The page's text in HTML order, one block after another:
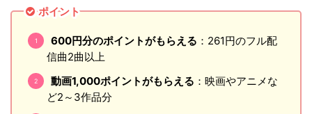
ポイント
600円分のポイントがもらえる ：261円のフル配
信曲2曲以上
動画1,000ポイントがもらえる ：映画やアニメな
ど2～3作品分